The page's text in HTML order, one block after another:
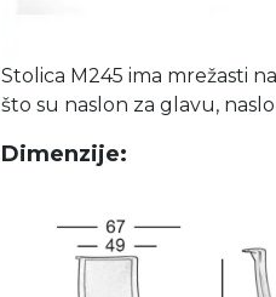
Stolica M245 ima mrežasti
što su naslon za glavu,
Dimenzije: